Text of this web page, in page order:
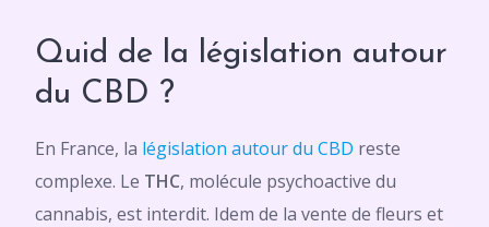
Quid de la législation autour
du CBD ?
En France, la législation autour du CBD reste
complexe. Le THC, molécule psychoactive du
cannabis, est interdit. Idem de la vente de fleurs et